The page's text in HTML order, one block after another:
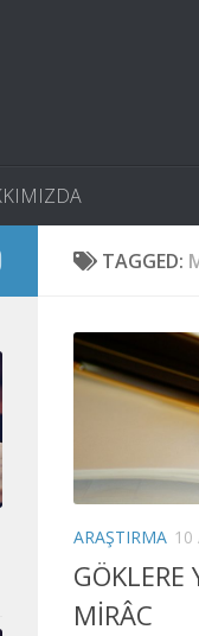
TAGGED:
ARAŞTIRMA 10
GÖKLERE
MİRÂC